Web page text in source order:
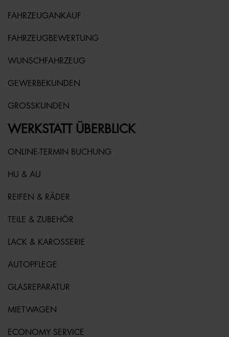
FAHRZEUGANKAUF
FAHRZEUGBEWERTUNG
WUNSCHFAHRZEUG
GEWERBEKUNDEN
GROSSKUNDEN
WERKSTATT ÜBERBLICK
ONLINE-TERMIN BUCHUNG
HU & AU
REIFEN & RÄDER
TEILE & ZUBEHÖR
LACK & KAROSSERIE
AUTOPFLEGE
GLASREPARATUR
MIETWAGEN
ECONOMY SERVICE